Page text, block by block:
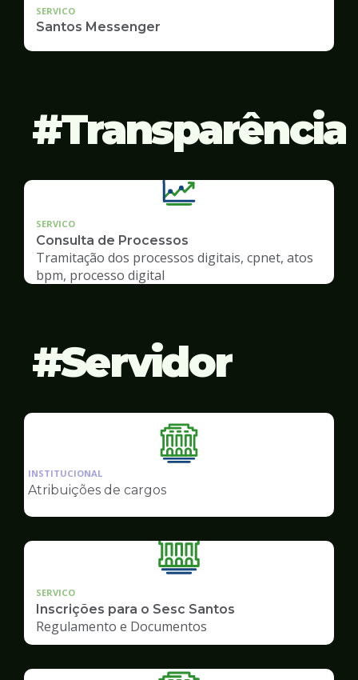
SERVICO
Santos Messenger
Transparência
SERVICO
Consulta de Processos
Tramitação dos processos digitais, cpnet, atos
bpm, processo digital
Servidor
Ilustração
da
Servidor
INSTITUCIONAL
Atribuições de cargos
SERVICO
Inscrições para o Sesc Santos
Regulamento e Documentos